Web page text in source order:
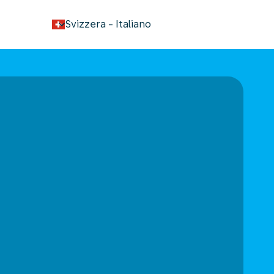
Svizzera - Italiano
keyboard_arrow_down